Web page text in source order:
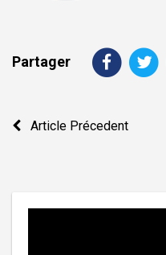
Partager
Navigation
Article Précedent